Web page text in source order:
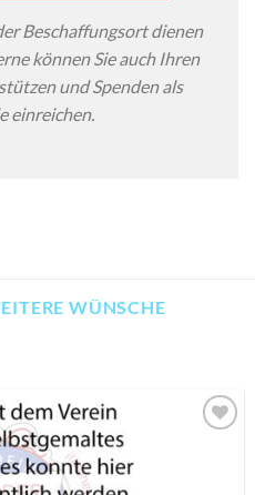
Beschaffungsort dienen
können Sie auch Ihren
und Spenden als
einreichen.
WÜNSCHE